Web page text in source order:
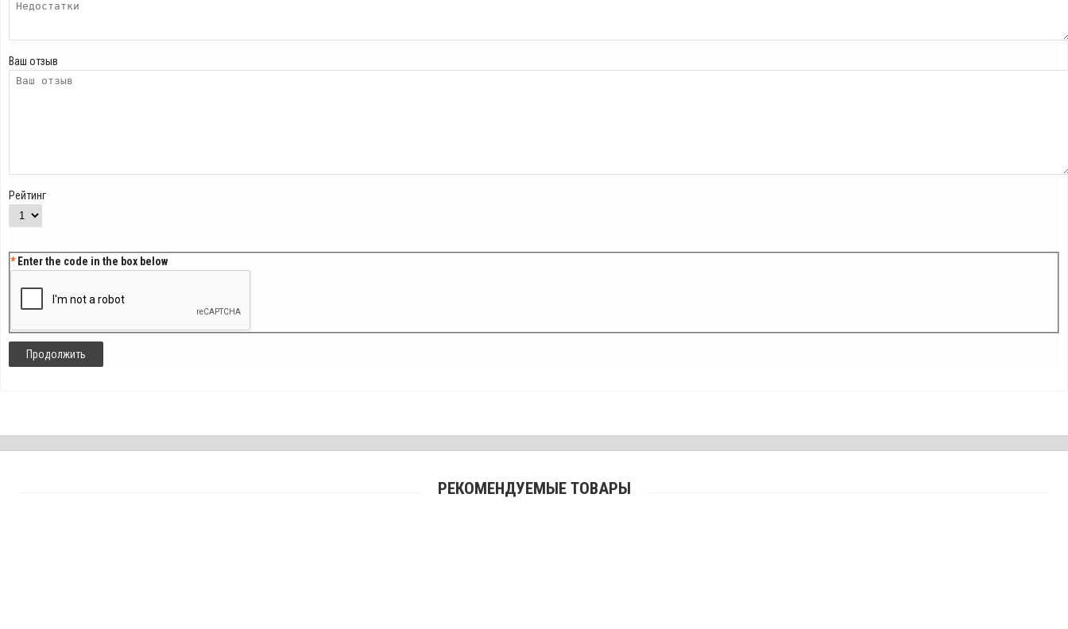
Ваш отзыв
Рейтинг
Enter the code in the box below
Продолжить
РЕКОМЕНДУЕМЫЕ ТОВАРЫ